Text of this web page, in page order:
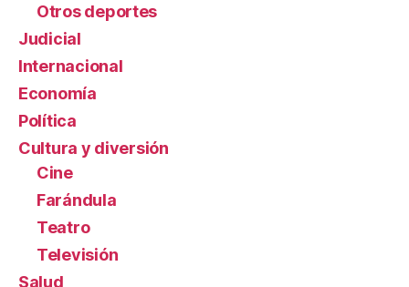
Otros deportes
Judicial
Internacional
Economía
Política
Cultura y diversión
Cine
Farándula
Teatro
Televisión
Salud